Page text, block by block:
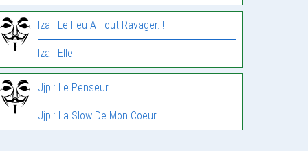
Iza : Le Feu A Tout Ravager. !
Iza : Elle
Jjp : Le Penseur
Jjp : La Slow De Mon Coeur